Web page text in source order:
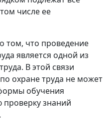
числе ее
что проведение
является одной из
В этой связи
охране труда не может
обучения
знаний